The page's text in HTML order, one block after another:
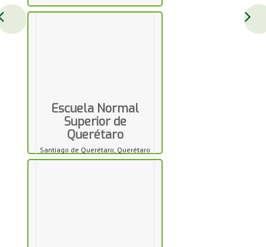
Escuela Normal
Superior de
Querétaro
Santiago de Querétaro, Querétaro